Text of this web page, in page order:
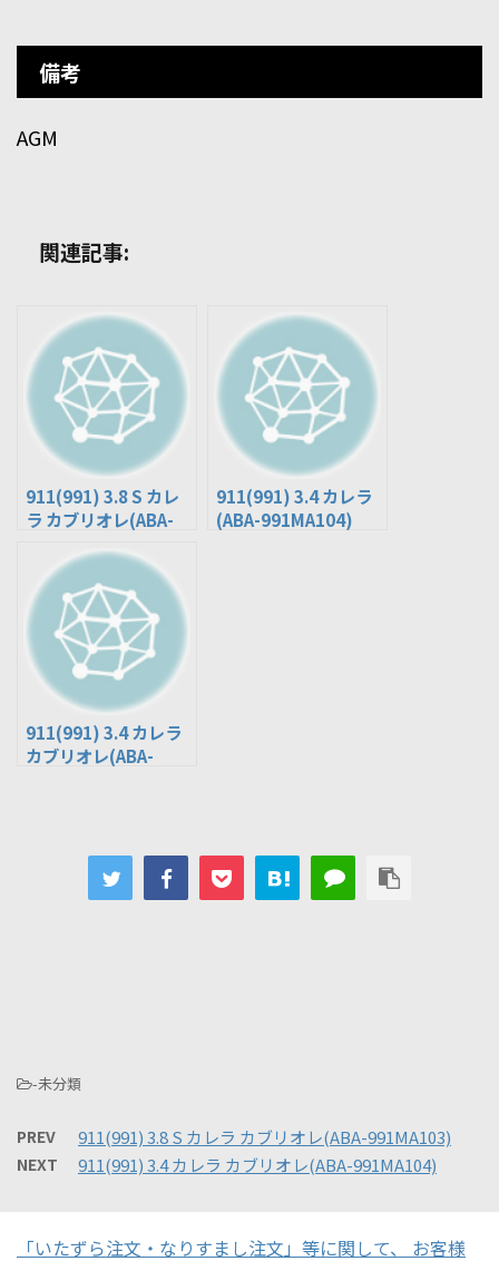
備考
AGM
関連記事:
911(991) 3.8 S カレ
ラ カブリオレ(ABA-
911(991) 3.4 カレラ
(ABA-991MA104)
911(991) 3.4 カレラ
カブリオレ(ABA-
-未分類
PREV 911(991) 3.8 S カレラ カブリオレ(ABA-991MA103)
NEXT 911(991) 3.4 カレラ カブリオレ(ABA-991MA104)
「いたずら注文・なりすまし注文」等に関して、 お客様